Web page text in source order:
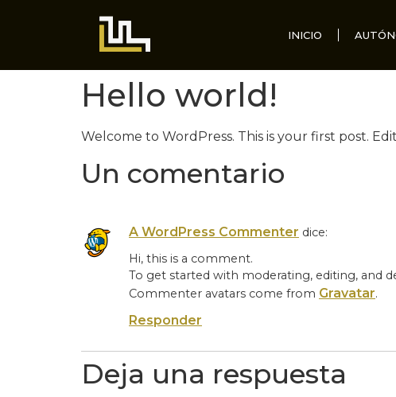
INICIO
Hello world!
Welcome to WordPress. This is your first post.
Un comentario
A WordPress Commenter dice:
Hi, this is a comment.
To get started with moderating, editing, and
Commenter avatars come from Gravatar.
Responder
Deja una respuesta